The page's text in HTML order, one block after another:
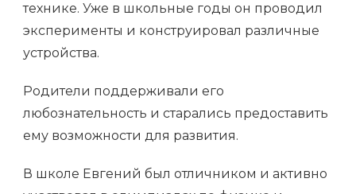
технике. Уже в школьные годы он проводил
эксперименты и конструировал различные
устройства.
Родители поддерживали его
любознательность и старались предоставить
ему возможности для развития.
В школе Евгений был отличником и активно